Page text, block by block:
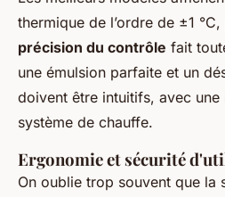
thermique de l’ordre de ±1
précision du contrôle fait
une émulsion parfaite et un
doivent être intuitifs, avec
système de chauffe.
Ergonomie et sécurité
On oublie trop souvent que la